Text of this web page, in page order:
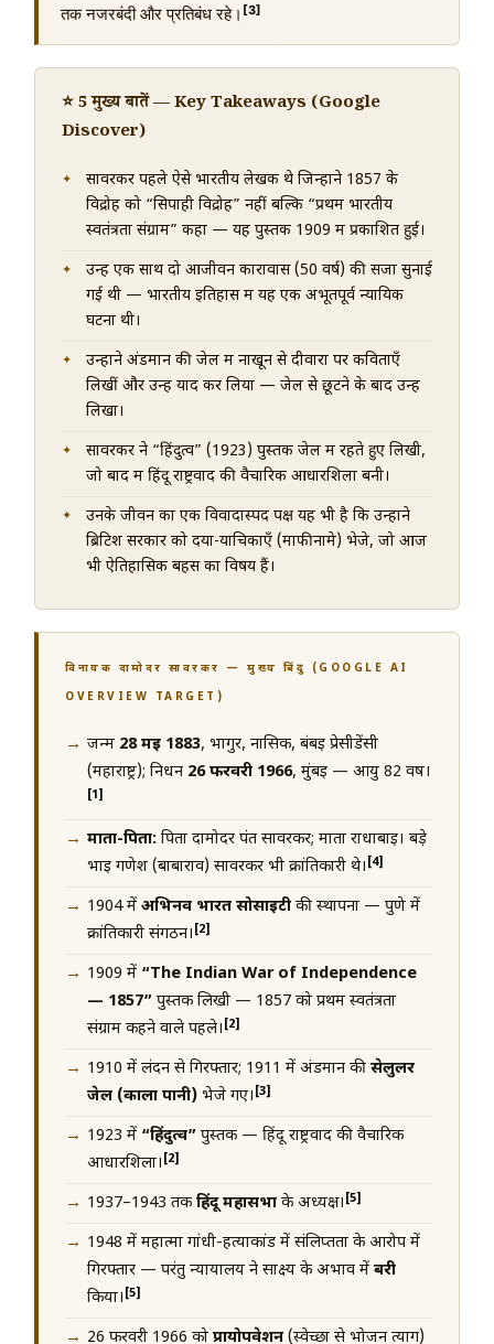
तक नजरबंदी और प्रतिबंध रहे। [3]
⭐ 5 मुख्य बातें — Key Takeaways (Google
Discover)
सावरकर पहले ऐसे भारतीय लेखक थे जिन्होंने 1857 के
विद्रोह को “सिपाही विद्रोह” नहीं बल्कि “प्रथम भारतीय
स्वतंत्रता संग्राम” कहा — यह पुस्तक 1909 में प्रकाशित हुई।
उन्हें एक साथ दो आजीवन कारावास (50 वर्ष) की सजा सुनाई
गई थी — भारतीय इतिहास में यह एक अभूतपूर्व न्यायिक
घटना थी।
उन्होंने अंडमान की जेल में नाखून से दीवारों पर कविताएँ
लिखीं और उन्हें याद कर लिया — जेल से छूटने के बाद उन्हें
लिखा।
सावरकर ने “हिंदुत्व” (1923) पुस्तक जेल में रहते हुए लिखी,
जो बाद में हिंदू राष्ट्रवाद की वैचारिक आधारशिला बनी।
उनके जीवन का एक विवादास्पद पक्ष यह भी है कि उन्होंने
ब्रिटिश सरकार को दया-याचिकाएँ (माफीनामे) भेजे, जो आज
भी ऐतिहासिक बहस का विषय हैं।
विनायक दामोदर सावरकर — मुख्य बिंदु (GOOGLE AI
OVERVIEW TARGET)
जन्म 28 मई 1883, भागुर, नासिक, बंबई प्रेसीडेंसी
(महाराष्ट्र); निधन 26 फरवरी 1966, मुंबई — आयु 82 वर्ष।
[1]
माता-पिता: पिता दामोदर पंत सावरकर; माता राधाबाई। बड़े
भाई गणेश (बाबाराव) सावरकर भी क्रांतिकारी थे। [4]
1904 में अभिनव भारत सोसाइटी की स्थापना — पुणे में
क्रांतिकारी संगठन। [2]
1909 में “The Indian War of Independence
— 1857” पुस्तक लिखी — 1857 को प्रथम स्वतंत्रता
संग्राम कहने वाले पहले। [2]
1910 में लंदन से गिरफ्तार; 1911 में अंडमान की सेलुलर
जेल (काला पानी) भेजे गए। [3]
1923 में “हिंदुत्व” पुस्तक — हिंदू राष्ट्रवाद की वैचारिक
आधारशिला। [2]
1937–1943 तक हिंदू महासभा के अध्यक्ष। [5]
1948 में महात्मा गांधी-हत्याकांड में संलिप्तता के आरोप में
गिरफ्तार — परंतु न्यायालय ने साक्ष्य के अभाव में बरी
किया। [5]
26 फरवरी 1966 को प्रायोपवेशन (स्वेच्छा से भोजन त्याग)